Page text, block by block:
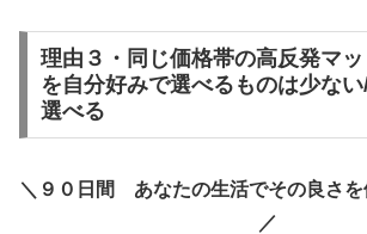
理由３・同じ価格帯の高反発マ
を自分好みで選べるものは少な
選べる
＼９０日間 あなたの生活でその良さを
／